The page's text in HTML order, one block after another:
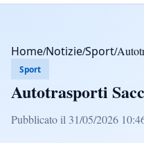
Home/Notizie/Sport/
Sport
Autotrasporti
Pubblicato il 31/05/2026